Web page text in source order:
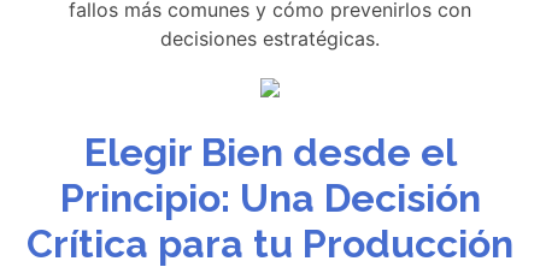
fallos más comunes y cómo prevenirlos con
decisiones estratégicas.
Elegir Bien desde el
Principio: Una Decisión
Crítica para tu Producción